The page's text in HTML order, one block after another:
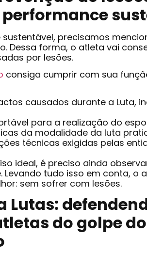
precisamos
Dessa forma, o atleta vai
por lesões.
consiga cumprir com sua
causados durante a Luta,
para a realização do
da modalidade da luta
técnicas exigidas pelas
ideal, é preciso ainda
Levando tudo isso em conta, o
sem sofrer com lesões.
Lutas:
do golpe